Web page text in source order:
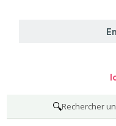
🔍Rechercher